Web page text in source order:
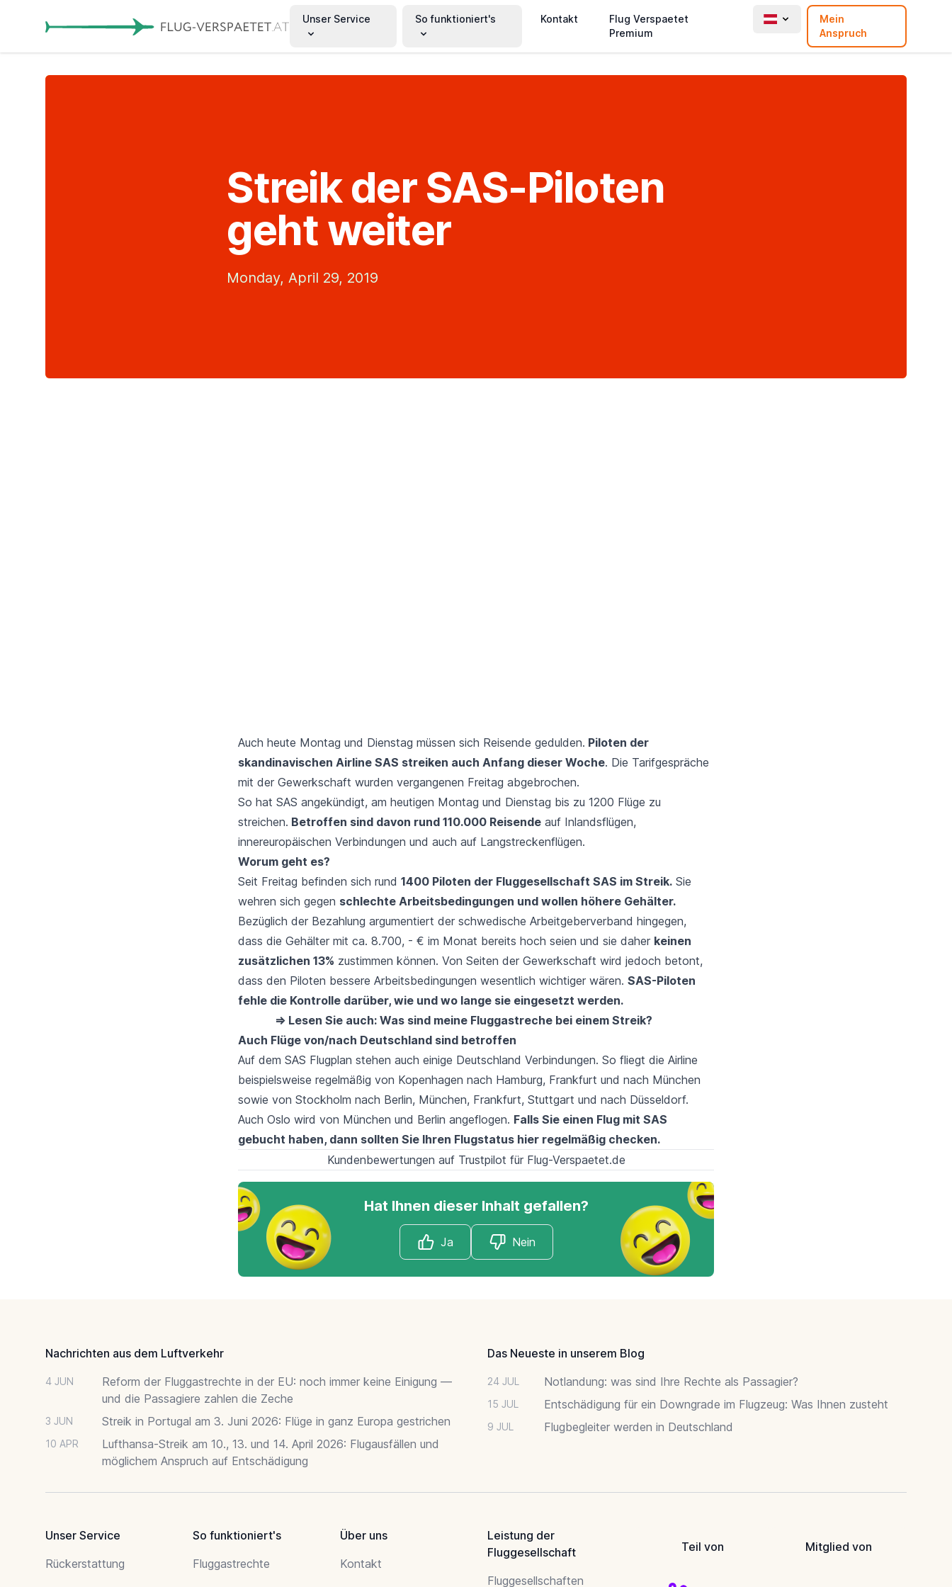
Unser Service So funktioniert's Kontakt
Flug Verspaetet
Premium
Mein
Anspruch
Streik der SAS-Piloten
geht weiter
Monday, April 29, 2019
Auch heute Montag und Dienstag müssen sich Reisende gedulden. Piloten der
skandinavischen Airline SAS streiken auch Anfang dieser Woche. Die Tarifgespräche
mit der Gewerkschaft wurden vergangenen Freitag abgebrochen.
So hat SAS angekündigt, am heutigen Montag und Dienstag bis zu 1200 Flüge zu
streichen. Betroffen sind davon rund 110.000 Reisende auf Inlandsflügen,
innereuropäischen Verbindungen und auch auf Langstreckenflügen.
Worum geht es?
Seit Freitag befinden sich rund 1400 Piloten der Fluggesellschaft SAS im Streik. Sie
wehren sich gegen schlechte Arbeitsbedingungen und wollen höhere Gehälter.
Bezüglich der Bezahlung argumentiert der schwedische Arbeitgeberverband hingegen,
dass die Gehälter mit ca. 8.700, - € im Monat bereits hoch seien und sie daher keinen
zusätzlichen 13% zustimmen können. Von Seiten der Gewerkschaft wird jedoch betont,
dass den Piloten bessere Arbeitsbedingungen wesentlich wichtiger wären. SAS-Piloten
fehle die Kontrolle darüber, wie und wo lange sie eingesetzt werden.
⇒ Lesen Sie auch: Was sind meine Fluggastreche bei einem Streik?
Auch Flüge von/nach Deutschland sind betroffen
Auf dem SAS Flugplan stehen auch einige Deutschland Verbindungen. So fliegt die Airline
beispielsweise regelmäßig von Kopenhagen nach Hamburg, Frankfurt und nach München
sowie von Stockholm nach Berlin, München, Frankfurt, Stuttgart und nach Düsseldorf.
Auch Oslo wird von München und Berlin angeflogen. Falls Sie einen Flug mit SAS
gebucht haben, dann sollten Sie Ihren Flugstatus hier regelmäßig checken.
Kundenbewertungen auf Trustpilot für Flug-Verspaetet.de
Hat Ihnen dieser Inhalt gefallen?
Ja Nein
Nachrichten aus dem Luftverkehr
4 JUN
Reform der Fluggastrechte in der EU: noch immer keine Einigung —
und die Passagiere zahlen die Zeche
3 JUN Streik in Portugal am 3. Juni 2026: Flüge in ganz Europa gestrichen
10 APR
Lufthansa-Streik am 10., 13. und 14. April 2026: Flugausfällen und
möglichem Anspruch auf Entschädigung
Das Neueste in unserem Blog
24 JUL Notlandung: was sind Ihre Rechte als Passagier?
15 JUL Entschädigung für ein Downgrade im Flugzeug: Was Ihnen zusteht
9 JUL Flugbegleiter werden in Deutschland
Unser Service
Rückerstattung
So funktioniert's
Fluggastrechte
Über uns
Kontakt
Leistung der
Fluggesellschaft
Fluggesellschaften
Teil von Mitglied von